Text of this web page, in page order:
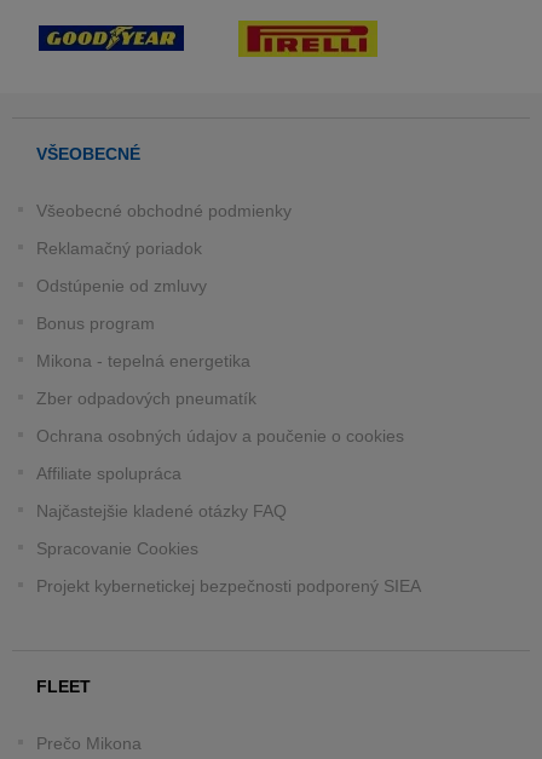
VŠEOBECNÉ
Všeobecné obchodné podmienky
Reklamačný poriadok
Odstúpenie od zmluvy
Bonus program
Mikona - tepelná energetika
Zber odpadových pneumatík
Ochrana osobných údajov a poučenie o cookies
Affiliate spolupráca
Najčastejšie kladené otázky FAQ
Spracovanie Cookies
Projekt kybernetickej bezpečnosti podporený SIEA
FLEET
Prečo Mikona